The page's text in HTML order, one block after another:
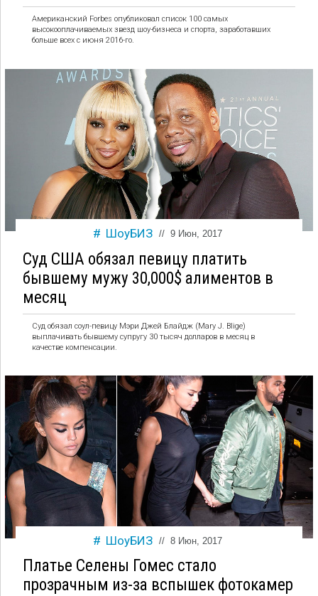
Американский Forbes опубликовал список 100 самых
высокооплачиваемых звезд шоу-бизнеса и спорта, заработавших
больше всех с июня 2016-го.
ШоуБИЗ // 9 Июн, 2017
Суд США обязал певицу платить
бывшему мужу 30,000$ алиментов в
месяц
Суд обязал соул-певицу Мэри Джей Блайдж (Mary J. Blige)
выплачивать бывшему супругу 30 тысяч долларов в месяц в
качестве компенсации.
ШоуБИЗ // 8 Июн, 2017
Платье Селены Гомес стало
прозрачным из-за вспышек фотокамер